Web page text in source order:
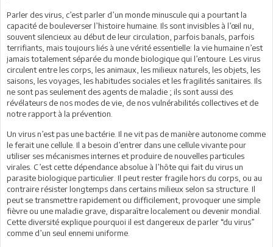
Parler des virus, c’est parler d’un monde minuscule qui a pourtant la
capacité de bouleverser l’histoire humaine. Ils sont invisibles à l’œil nu,
souvent silencieux au début de leur circulation, parfois banals, parfois
terrifiants, mais toujours liés à une vérité essentielle: la vie humaine n’est
jamais totalement séparée du monde biologique qui l’entoure. Les virus
circulent entre les corps, les animaux, les milieux naturels, les objets, les
saisons, les voyages, les habitudes sociales et les fragilités sanitaires. Ils
ne sont pas seulement des agents de maladie ; ils sont aussi des
révélateurs de nos modes de vie, de nos vulnérabilités collectives et de
notre rapport à la prévention.
Un virus n’est pas une bactérie. Il ne vit pas de manière autonome comme
le ferait une cellule. Il a besoin d’entrer dans une cellule vivante pour
utiliser ses mécanismes internes et produire de nouvelles particules
virales. C’est cette dépendance absolue à l’hôte qui fait du virus un
parasite biologique particulier. Il peut rester fragile hors du corps, ou au
contraire résister longtemps dans certains milieux selon sa structure. Il
peut se transmettre rapidement ou difficilement, provoquer une simple
fièvre ou une maladie grave, disparaître localement ou devenir mondial.
Cette diversité explique pourquoi il est dangereux de parler “du virus”
comme d’un seul ennemi uniforme.